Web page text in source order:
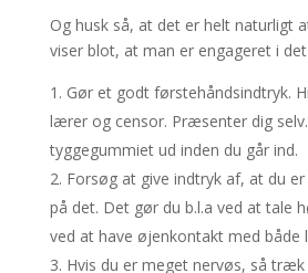
Og husk så, at det er helt naturligt
viser blot, at man er engageret i
Gør et godt førstehåndsindtryk.
lærer og censor. Præsenter dig
tyggegummiet ud inden du går ind.
Forsøg at give indtryk af, at du
på det. Det gør du b.l.a ved at tale
ved at have øjenkontakt med både
Hvis du er meget nervøs, så